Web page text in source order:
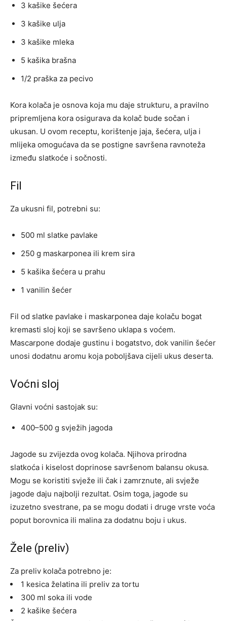
3 kašike šećera
3 kašike ulja
3 kašike mleka
5 kašika brašna
1/2 praška za pecivo
Kora kolača je osnova koja mu daje strukturu, a pravilno
pripremljena kora osigurava da kolač bude sočan i
ukusan. U ovom receptu, korištenje jaja, šećera, ulja i
mlijeka omogućava da se postigne savršena ravnoteža
između slatkoće i sočnosti.
Fil
Za ukusni fil, potrebni su:
500 ml slatke pavlake
250 g maskarponea ili krem sira
5 kašika šećera u prahu
1 vanilin šećer
Fil od slatke pavlake i maskarponea daje kolaču bogat
kremasti sloj koji se savršeno uklapa s voćem.
Mascarpone dodaje gustinu i bogatstvo, dok vanilin šećer
unosi dodatnu aromu koja poboljšava cijeli ukus deserta.
Voćni sloj
Glavni voćni sastojak su:
400–500 g svježih jagoda
Jagode su zvijezda ovog kolača. Njihova prirodna
slatkoća i kiselost doprinose savršenom balansu okusa.
Mogu se koristiti svježe ili čak i zamrznute, ali svježe
jagode daju najbolji rezultat. Osim toga, jagode su
izuzetno svestrane, pa se mogu dodati i druge vrste voća
poput borovnica ili malina za dodatnu boju i ukus.
Žele (preliv)
Za preliv kolača potrebno je:
1 kesica želatina ili preliv za tortu
300 ml soka ili vode
2 kašike šećera